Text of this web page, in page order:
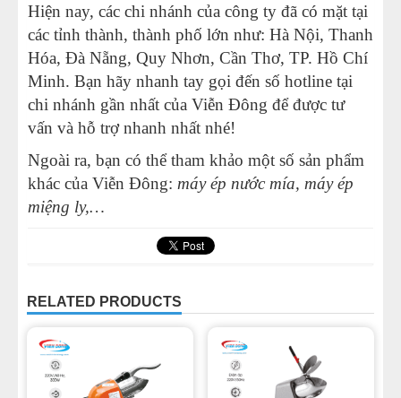
Hiện nay, các chi nhánh của công ty đã có mặt tại
các tỉnh thành, thành phố lớn như: Hà Nội, Thanh
Hóa, Đà Nẵng, Quy Nhơn, Cần Thơ, TP. Hồ Chí
Minh. Bạn hãy nhanh tay gọi đến số hotline tại
chi nhánh gần nhất của Viễn Đông để được tư
vấn và hỗ trợ nhanh nhất nhé!
Ngoài ra, bạn có thể tham khảo một số sản phẩm
khác của Viễn Đông: máy ép nước mía, máy ép
miệng ly,…
RELATED PRODUCTS